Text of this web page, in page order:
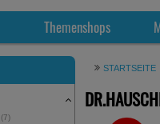
Themenshops
STARTSEITE
(7)